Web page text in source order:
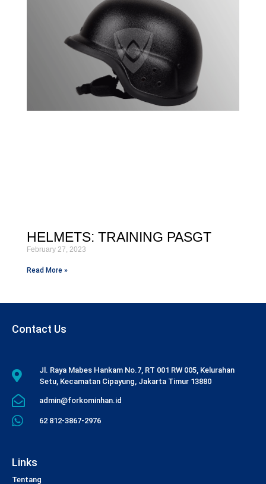
HELMETS: TRAINING PASGT
February 27, 2023
Read More »
Contact Us
Jl. Raya Mabes Hankam No.7, RT 001 RW 005, Kelurahan
Setu, Kecamatan Cipayung, Jakarta Timur 13880
admin@forkominhan.id
62 812-3867-2976
Links
Tentang